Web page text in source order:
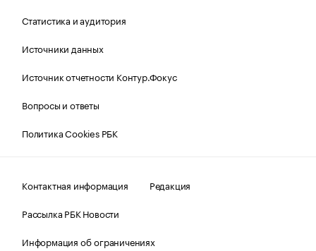
Статистика и аудитория
Источники данных
Источник отчетности Контур.Фокус
Вопросы и ответы
Политика Cookies РБК
Контактная информация
Редакция
Рассылка РБК Новости
Информация об ограничениях